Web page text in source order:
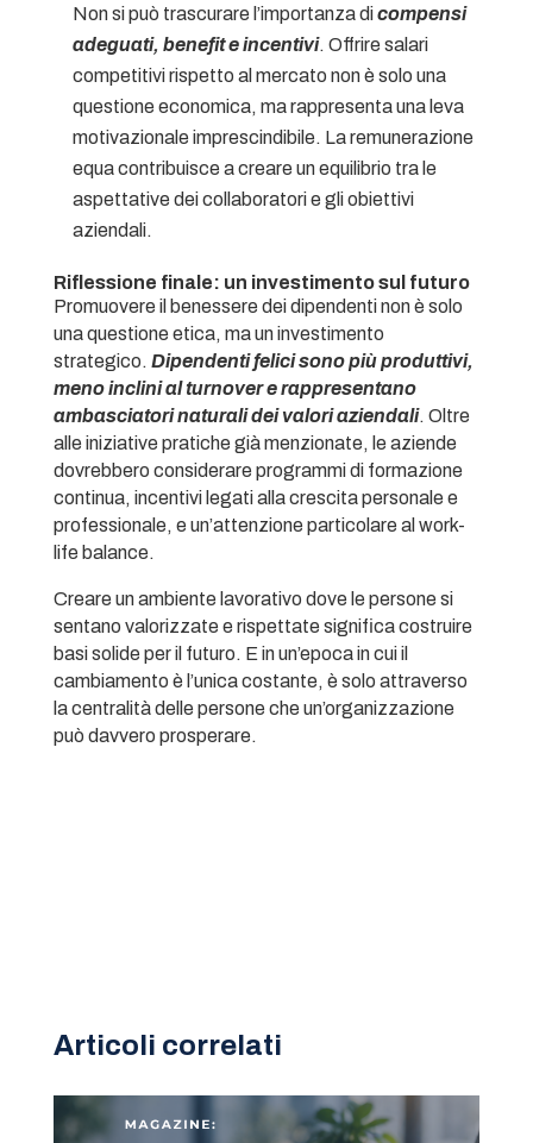
Non si può trascurare l’importanza dicompensi
adeguati, benefit e incentivi. Offrire salari
competitivi rispetto al mercato non è solo una
questione economica, ma rappresenta una leva
motivazionale imprescindibile. La remunerazione
equa contribuisce a creare un equilibrio tra le
aspettative dei collaboratori e gli obiettivi
aziendali.
Riflessione finale: un investimento sul futuro
Promuovere il benessere dei dipendenti non è solo
una questione etica, ma un investimento
strategico. Dipendenti felici sono più produttivi,
meno inclini al turnover e rappresentano
ambasciatori naturali dei valori aziendali. Oltre
alle iniziative pratiche già menzionate, le aziende
dovrebbero considerare programmi di formazione
continua, incentivi legati alla crescita personale e
professionale, e un’attenzione particolare al work-
life balance.
Creare un ambiente lavorativo dove le persone si
sentano valorizzate e rispettate significa costruire
basi solide per il futuro. E in un’epoca in cui il
cambiamento è l’unica costante, è solo attraverso
la centralità delle persone che un’organizzazione
può davvero prosperare.
Articoli correlati